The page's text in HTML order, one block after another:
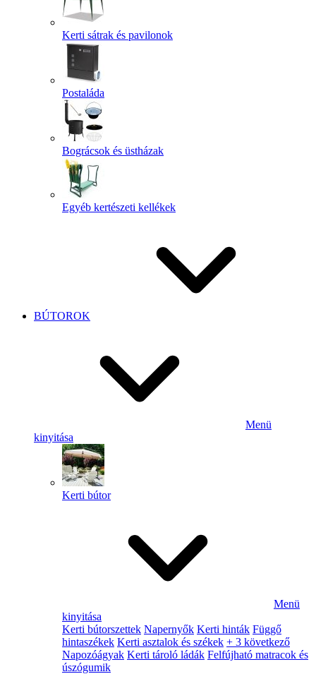
Kerti sátrak és pavilonok
Postaláda
Bográcsok és üstházak
Egyéb kertészeti kellékek
BÚTOROK
Menü
kinyitása
Kerti bútor
Menü
kinyitása
Kerti bútorszettek Napernyők Kerti hinták Függő
hintaszékek Kerti asztalok és székek + 3 következő
Napozóágyak Kerti tároló ládák Felfújható matracok és
úszógumik